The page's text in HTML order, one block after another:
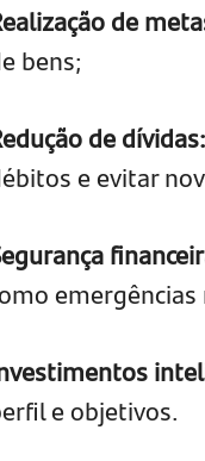
de
bens;
de dívidas:
e evitar
e objetivos.